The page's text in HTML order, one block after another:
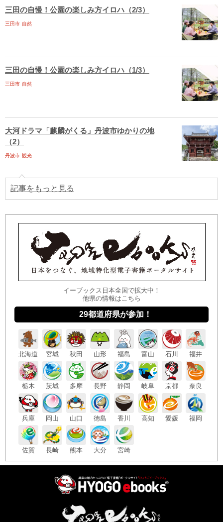
三田の自慢！公園の楽しみ方イロハ（2/3）
三田市 自然
三田の自慢！公園の楽しみ方イロハ（1/3）
三田市 自然
大河ドラマ「麒麟がくる」丹波市ゆかりの地
（2）
丹波市 観光
記事をもっと見る
イーブックス日本全国で拡大中！
他県の情報はこちら
29都道府県が参加！
北海道 宮城 秋田 山形 福島 富山 石川 福井
栃木 茨城 多摩 長野 静岡 岐阜 京都 奈良
兵庫 岡山 山口 徳島 香川 高知 愛媛 福岡
佐賀 長崎 熊本 大分 宮崎